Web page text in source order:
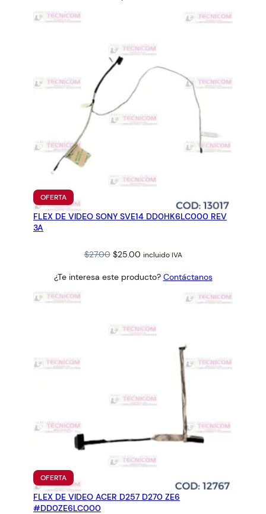
n
d
OFERTAPRODUCTO
EN
OFERTA
FLEX DE VIDEO SONY SVE14 DD0HK6LC000 REV
3A
$27.00 Original
was:
$25.00Current
is:
incluido IVA
¿Te interesa este producto? Contáctanos
OFERTAPRODUCTO
EN
OFERTA
FLEX DE VIDEO ACER D257 D270 ZE6
#DD0ZE6LC000